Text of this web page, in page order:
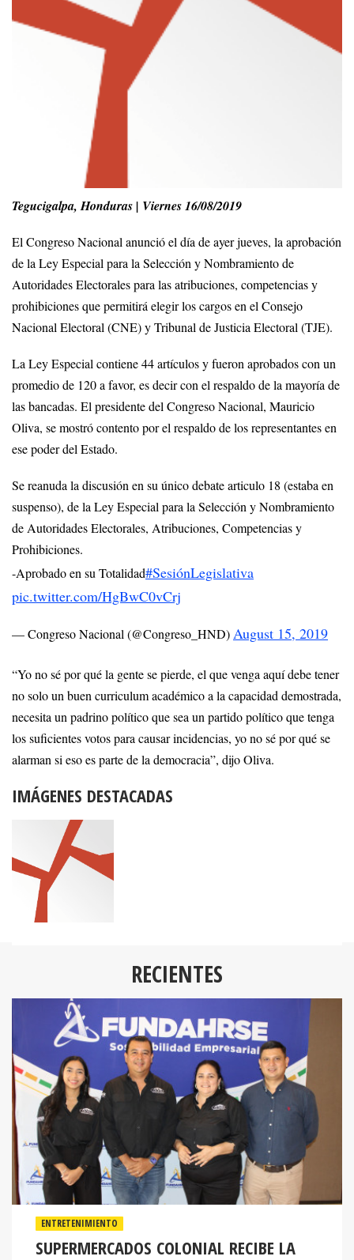
Tegucigalpa, Honduras | Viernes 16/08/2019
El Congreso Nacional anunció el día de ayer jueves, la aprobación
de la Ley Especial para la Selección y Nombramiento de
Autoridades Electorales para las atribuciones, competencias y
prohibiciones que permitirá elegir los cargos en el Consejo
Nacional Electoral (CNE) y Tribunal de Justicia Electoral (TJE).
La Ley Especial contiene 44 artículos y fueron aprobados con un
promedio de 120 a favor, es decir con el respaldo de la mayoría de
las bancadas. El presidente del Congreso Nacional, Mauricio
Oliva, se mostró contento por el respaldo de los representantes en
ese poder del Estado.
Se reanuda la discusión en su único debate articulo 18 (estaba en
suspenso), de la Ley Especial para la Selección y Nombramiento
de Autoridades Electorales, Atribuciones, Competencias y
Prohibiciones.
-Aprobado en su Totalidad#SesiónLegislativa
pic.twitter.com/HgBwC0vCrj
— Congreso Nacional (@Congreso_HND) August 15, 2019
“Yo no sé por qué la gente se pierde, el que venga aquí debe tener
no solo un buen curriculum académico a la capacidad demostrada,
necesita un padrino político que sea un partido político que tenga
los suficientes votos para causar incidencias, yo no sé por qué se
alarman si eso es parte de la democracia”, dijo Oliva.
IMÁGENES DESTACADAS
RECIENTES
ENTRETENIMIENTO
SUPERMERCADOS COLONIAL RECIBE LA